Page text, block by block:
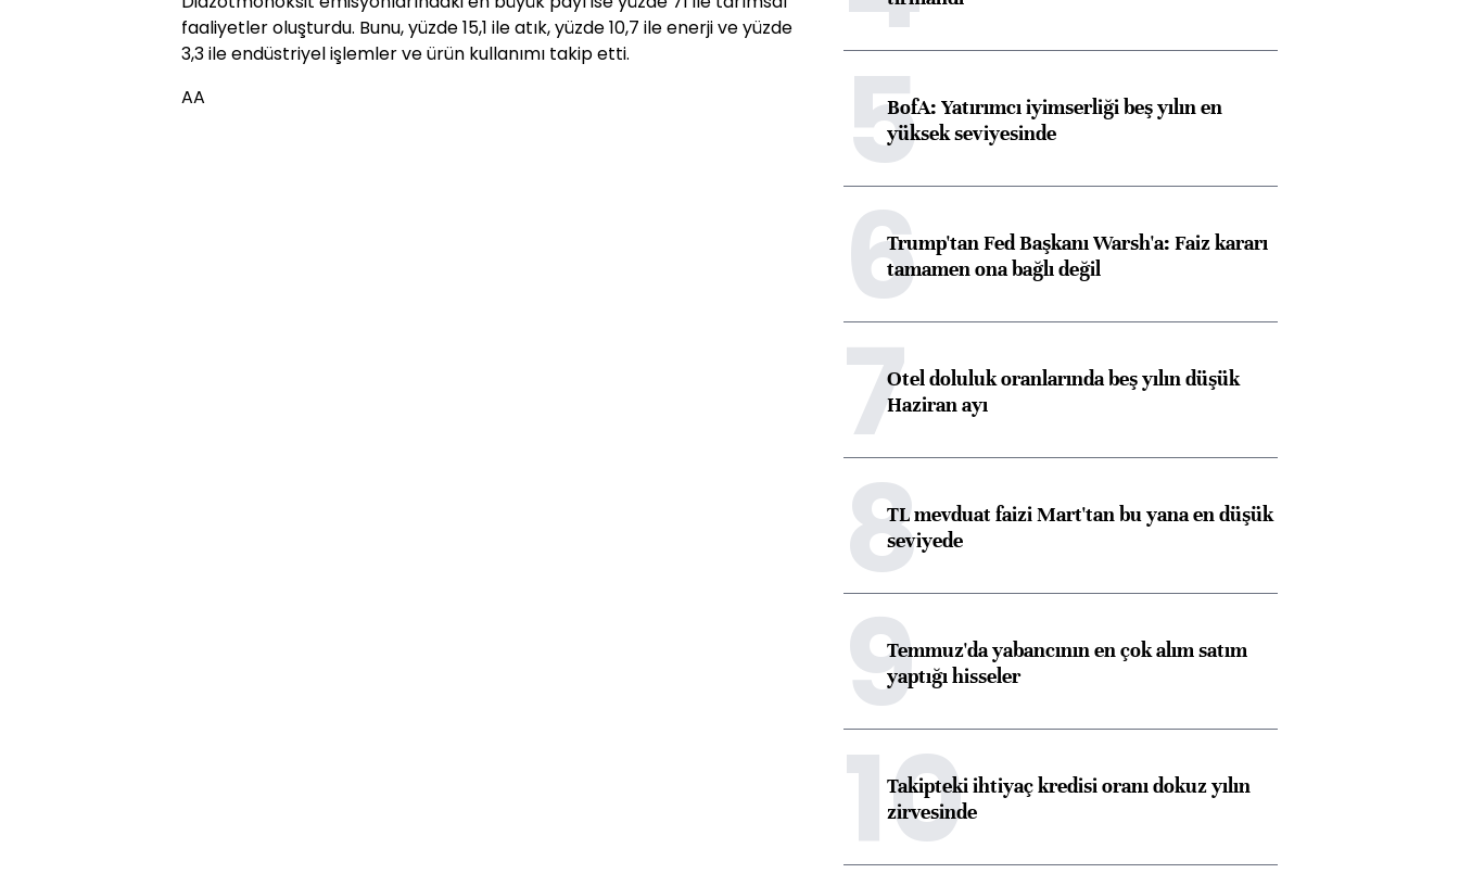
faaliyetler oluşturdu. Bunu, yüzde 15,1 ile atık, yüzde 10,7 ile enerji ve yüzde
3,3 ile endüstriyel işlemler ve ürün kullanımı takip etti.
AA
5BofA: Yatırımcı iyimserliği beş yılın en
yüksek seviyesinde
6Trump'tan Fed Başkanı Warsh'a: Faiz kararı
tamamen ona bağlı değil
7Otel doluluk oranlarında beş yılın düşük
Haziran ayı
8TL mevduat faizi Mart'tan bu yana en düşük
seviyede
9Temmuz'da yabancının en çok alım satım
yaptığı hisseler
10
Takipteki ihtiyaç kredisi oranı dokuz yılın
zirvesinde